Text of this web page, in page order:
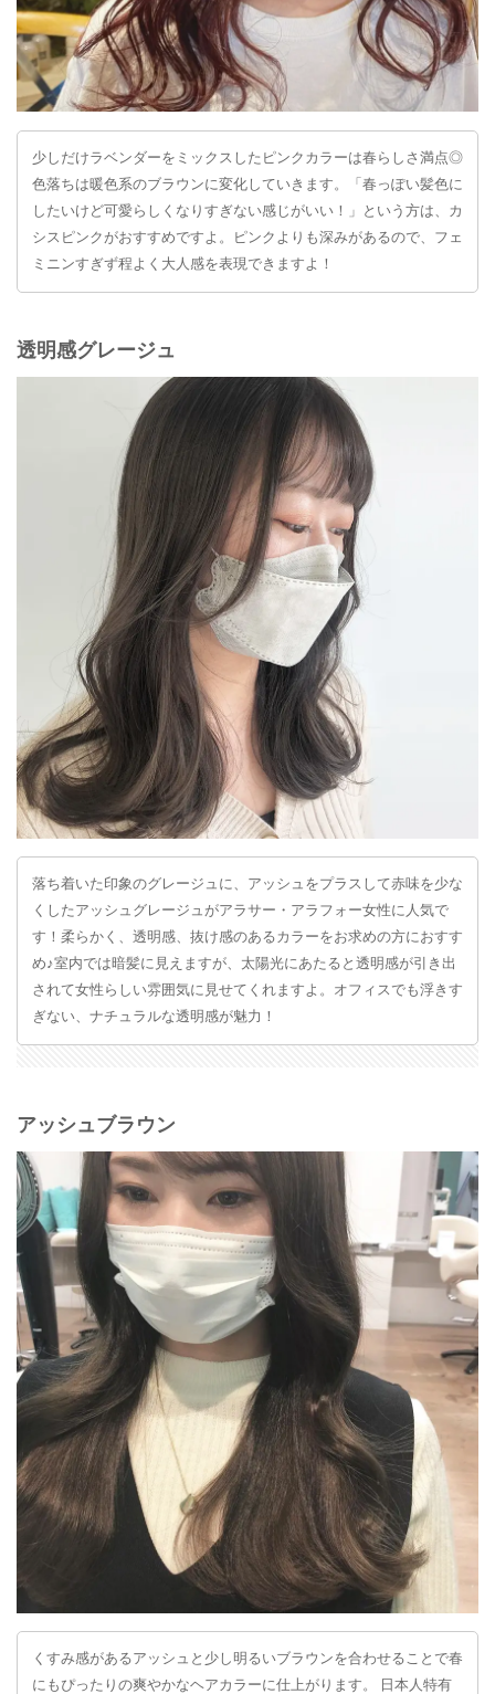
少しだけラベンダーをミックスしたピンクカラーは春らしさ満点◎
色落ちは暖色系のブラウンに変化していきます。「春っぽい髪色に
したいけど可愛らしくなりすぎない感じがいい！」という方は、カ
シスピンクがおすすめですよ。ピンクよりも深みがあるので、フェ
ミニンすぎず程よく大人感を表現できますよ！
透明感グレージュ
落ち着いた印象のグレージュに、アッシュをプラスして赤味を少な
くしたアッシュグレージュがアラサー・アラフォー女性に人気で
す！柔らかく、透明感、抜け感のあるカラーをお求めの方におすす
め♪室内では暗髪に見えますが、太陽光にあたると透明感が引き出
されて女性らしい雰囲気に見せてくれますよ。オフィスでも浮きす
ぎない、ナチュラルな透明感が魅力！
アッシュブラウン
くすみ感があるアッシュと少し明るいブラウンを合わせることで春
にもぴったりの爽やかなヘアカラーに仕上がります。 日本人特有